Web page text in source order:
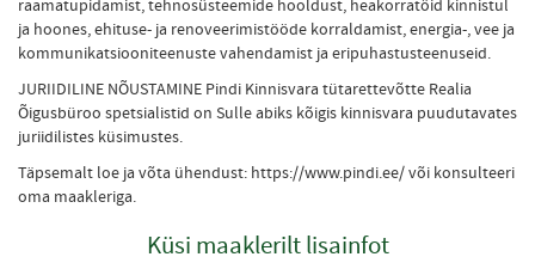
raamatupidamist, tehnosüsteemide hooldust, heakorratöid kinnistul
ja hoones, ehituse- ja renoveerimistööde korraldamist, energia-, vee ja
kommunikatsiooniteenuste vahendamist ja eripuhastusteenuseid.
JURIIDILINE NÕUSTAMINE Pindi Kinnisvara tütarettevõtte Realia
Õigusbüroo spetsialistid on Sulle abiks kõigis kinnisvara puudutavates
juriidilistes küsimustes.
Täpsemalt loe ja võta ühendust: https://www.pindi.ee/ või konsulteeri
oma maakleriga.
Küsi maaklerilt lisainfot